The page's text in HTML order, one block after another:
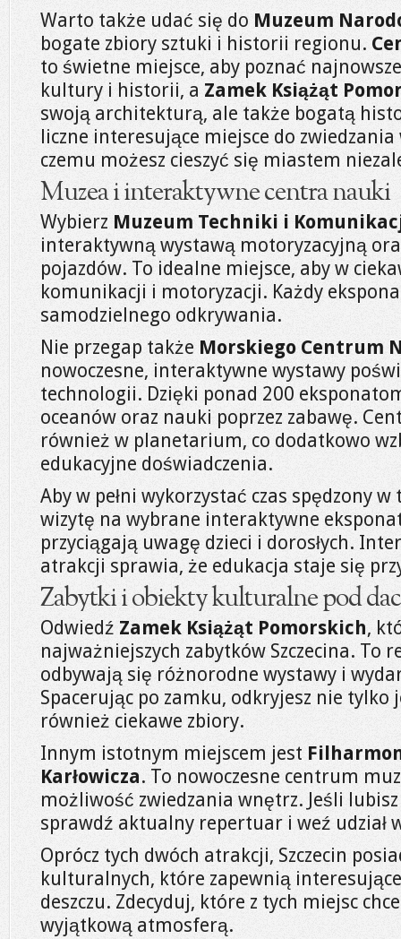
Warto także udać się do Muzeum
bogate zbiory sztuki i historii regionu.
to świetne miejsce, aby poznać
kultury i historii, a Zamek Książąt
swoją architekturą, ale także bogatą
liczne interesujące miejsce do zwiedzania
czemu możesz cieszyć się miastem
Muzea i interaktywne centra nauki
Wybierz Muzeum Techniki i
interaktywną wystawą motoryzacyjną
pojazdów. To idealne miejsce, aby w
komunikacji i motoryzacji. Każdy
samodzielnego odkrywania.
Nie przegap także Morskiego Centrum
nowoczesne, interaktywne wystawy
technologii. Dzięki ponad 200
oceanów oraz nauki poprzez zabawę.
również w planetarium, co dodatkowo
edukacyjne doświadczenia.
Aby w pełni wykorzystać czas spędzony
wizytę na wybrane interaktywne
przyciągają uwagę dzieci i dorosłych.
atrakcji sprawia, że edukacja staje się
Zabytki i obiekty kulturalne pod
Odwiedź Zamek Książąt Pomorskich,
najważniejszych zabytków Szczecina. To
odbywają się różnorodne wystawy i
Spacerując po zamku, odkryjesz nie
również ciekawe zbiory.
Innym istotnym miejscem jest
Karłowicza. To nowoczesne centrum
możliwość zwiedzania wnętrz. Jeśli
sprawdź aktualny repertuar i weź udział
Oprócz tych dwóch atrakcji, Szczecin
kulturalnych, które zapewnią
deszczu. Zdecyduj, które z tych miejsc
wyjątkową atmosferą.